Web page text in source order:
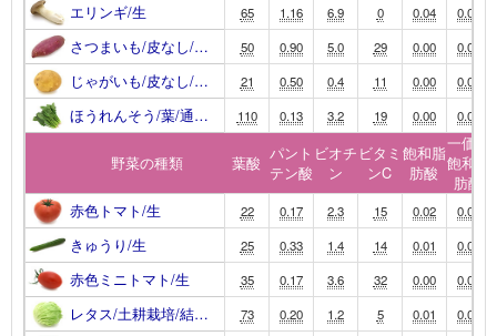
エリンギ/生 65 1.16 6.9 0 0.04 0.04
さつまいも/皮なし/… 50 0.90 5.0 29 0.00 0.00
じゃがいも/皮なし/… 21 0.50 0.4 11 0.00 0.00
ほうれんそう/葉/通… 110 0.13 3.2 19 0.00 0.00
野菜の種類 葉酸 パント
テン酸
ビオチ
ン
ビタミ
ンC
飽和脂
肪酸
一価不
飽和脂
肪酸
赤色トマト/生 22 0.17 2.3 15 0.02 0.01
きゅうり/生 25 0.33 1.4 14 0.01 0.00
赤色ミニトマト/生 35 0.17 3.6 32 0.00 0.00
レタス/土耕栽培/結… 73 0.20 1.2 5 0.01 0.00